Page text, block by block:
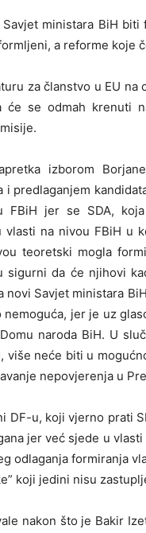
ministara BiH
a reforme koje
za članstvo u EU na
se odmah krenuti
izborom
i predlaganjem
FBiH jer se SDA,
vlasti na nivou FBiH u
teoretski mogla
sigurni da će njihovi
Savjet ministara
jer je uz
naroda BiH. U
više neće biti u
nepovjerenja u
DF-u, koji vjerno prati
jer već sjede u
odlaganja formiranja
koji jedini nisu
nakon što je Bakir